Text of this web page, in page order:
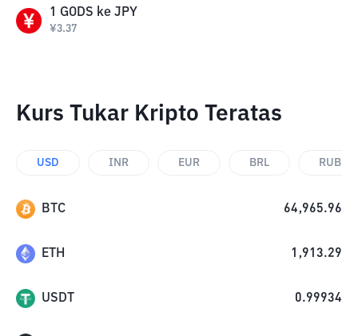
1 GODS ke JPY
¥3.37
Kurs Tukar Kripto Teratas
USD INR EUR BRL RUB
BTC 64,965.96
ETH 1,913.29
USDT 0.99934